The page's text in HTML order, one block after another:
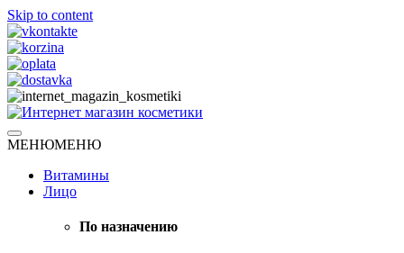
Skip to content
Интернет магазин косметики
Натуральная косметика
МЕНЮМЕНЮ
Витамины
Лицо
По назначению